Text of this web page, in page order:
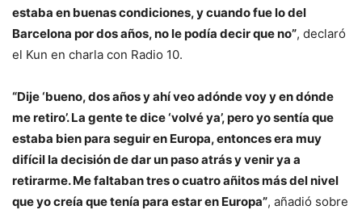
estaba en buenas condiciones, y cuando fue lo del
Barcelona por dos años, no le podía decir que no”, declaró
el Kun en charla con Radio 10.
“Dije ‘bueno, dos años y ahí veo adónde voy y en dónde
me retiro’. La gente te dice ‘volvé ya’, pero yo sentía que
estaba bien para seguir en Europa, entonces era muy
difícil la decisión de dar un paso atrás y venir ya a
retirarme. Me faltaban tres o cuatro añitos más del nivel
que yo creía que tenía para estar en Europa”, añadió sobre